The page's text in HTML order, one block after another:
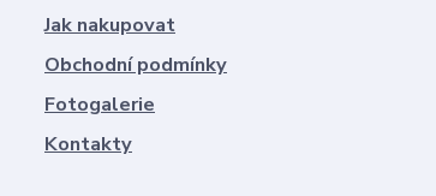
Jak nakupovat
Obchodní podmínky
Fotogalerie
Kontakty